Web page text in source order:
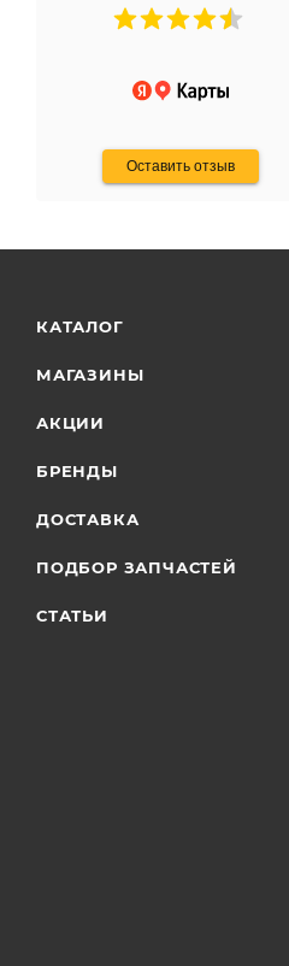
Оставить отзыв
Не понравились условия
и дают только на год)
КАТАЛОГ
МАГАЗИНЫ
АКЦИИ
БРЕНДЫ
ДОСТАВКА
ПОДБОР ЗАПЧАСТЕЙ
СТАТЬИ